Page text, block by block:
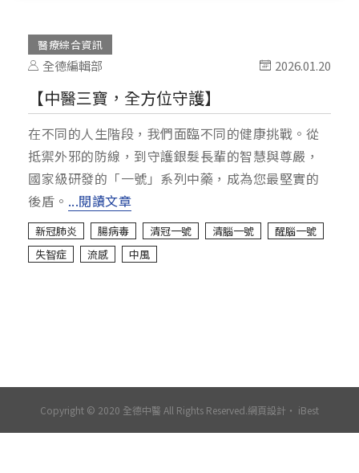
醫療綜合資訊
全德編輯部 2026.01.20
【中醫三寶，全方位守護】
在不同的人生階段，我們面臨不同的健康挑戰。從
抵禦外邪的防線，到守護銀髮長輩的智慧與尊嚴，
國家級研發的「一號」系列中藥，成為您最堅實的
後盾。 ...閱讀文章
新冠肺炎 腸病毒 清冠一號 清腦一號
醒腦一號
失智症
流感 中風
Copyright © 2020 全德中醫 All Rights Reserved.網頁設計 ‧ iBest